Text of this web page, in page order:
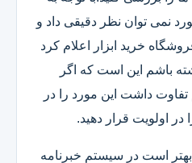
نمی توان نظر دقیقی داد و
خرید ابزار اعلام کرد
باشم این است که اگر
داشت این مورد را در
در اولویت قرار دهید.
بهتر است در سیستم خبرنامه